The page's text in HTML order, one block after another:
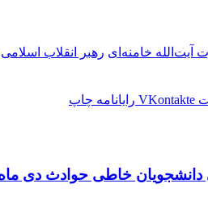
آيت‌الله خامنه‌ای رهبر انقلاب اسلامی
‫VKontakte رایانامه چاپ
خاطی حوادث دی